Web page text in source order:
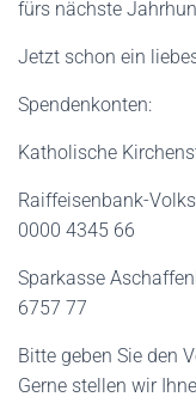
fürs nächste
Jetzt schon ein
Spendenkonten:
Katholische
Raiffeisenbank-
0000 4345 66
Sparkasse
6757 77
Bitte geben Sie den
Gerne stellen wir